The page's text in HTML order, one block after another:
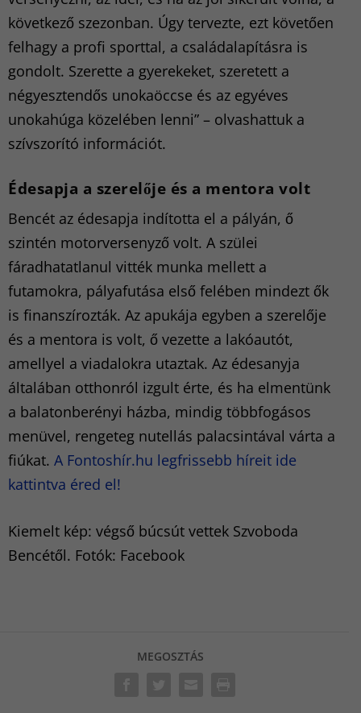
következő szezonban. Úgy tervezte, ezt követően
felhagy a profi sporttal, a családalapításra is
gondolt. Szerette a gyerekeket, szeretett a
négyesztendős unokaöccse és az egyéves
unokahúga közelében lenni” – olvashattuk a
szívszorító információt.
Édesapja a szerelője és a mentora volt
Bencét az édesapja indította el a pályán, ő
szintén motorversenyző volt. A szülei
fáradhatatlanul vitték munka mellett a
futamokra, pályafutása első felében mindezt ők
is finanszírozták. Az apukája egyben a szerelője
és a mentora is volt, ő vezette a lakóautót,
amellyel a viadalokra utaztak. Az édesanyja
általában otthonról izgult érte, és ha elmentünk
a balatonberényi házba, mindig többfogásos
menüvel, rengeteg nutellás palacsintával várta a
fiúkat. A Fontoshír.hu legfrissebb híreit ide
kattintva éred el!
Kiemelt kép: végső búcsút vettek Szvoboda
Bencétől. Fotók: Facebook
MEGOSZTÁS